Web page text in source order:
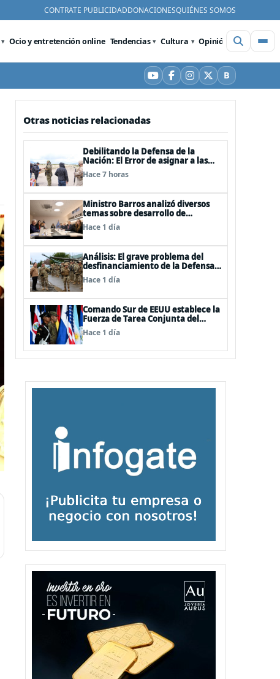
CONTRATE PUBLICIDADDONACIONESQUIÉNES SOMOS
Ocio y entretención online Tendencias Cultura Opinión Videos
YouTube
Facebook
Instagram
X BBluesky
Otras noticias relacionadas
Debilitando la Defensa de la
Nación: El Error de asignar a las
FFAA labores policiales
Hace 7 horas
Ministro Barros analizó diversos
temas sobre desarrollo de
capacidades estratégicas en
sesión del Consejo de Política
Hace 1 día
Análisis: El grave problema del
desfinanciamiento de la Defensa
Nacional
Hace 1 día
Comando Sur de EEUU establece la
Fuerza de Tarea Conjunta del
Hemisferio Occidental: Incluye a
Chile
Hace 1 día